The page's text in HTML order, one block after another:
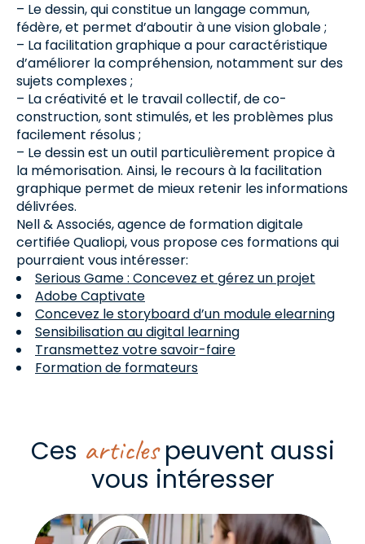
– Le dessin, qui constitue un langage commun,
fédère, et permet d’aboutir à une vision globale ;
– La facilitation graphique a pour caractéristique
d’améliorer la compréhension, notamment sur des
sujets complexes ;
– La créativité et le travail collectif, de co-
construction, sont stimulés, et les problèmes plus
facilement résolus ;
– Le dessin est un outil particulièrement propice à
la mémorisation. Ainsi, le recours à la facilitation
graphique permet de mieux retenir les informations
délivrées.
Nell & Associés, agence de formation digitale
certifiée Qualiopi, vous propose ces formations qui
pourraient vous intéresser:
Serious Game : Concevez et gérez un projet
Adobe Captivate
Concevez le storyboard d’un module elearning
Sensibilisation au digital learning
Transmettez votre savoir-faire
Formation de formateurs
Ces articlespeuvent aussi
vous intéresser